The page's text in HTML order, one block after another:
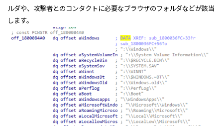
ルダや、攻撃者とのコンタクトに必要なブラウザのフォルダなどが該当
します。